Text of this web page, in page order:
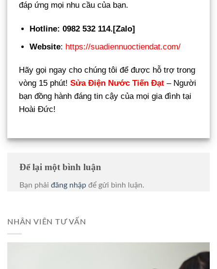
đáp ứng mọi nhu cầu của bạn.
Hotline: 0982 532 114.[Zalo]
Website: https://suadiennuoctiendat.com/
Hãy gọi ngay cho chúng tôi để được hỗ trợ trong
vòng 15 phút! Sửa Điện Nước Tiến Đạt – Người
bạn đồng hành đáng tin cậy của mọi gia đình tại
Hoài Đức!
Để lại một bình luận
Bạn phải đăng nhập để gửi bình luận.
NHÂN VIÊN TƯ VẤN